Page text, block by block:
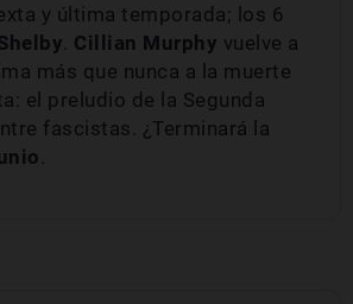
y última temporada; los 6
. Cillian Murphy vuelve a
más que nunca a la muerte
el preludio de la Segunda
fascistas. ¿Terminará la
.